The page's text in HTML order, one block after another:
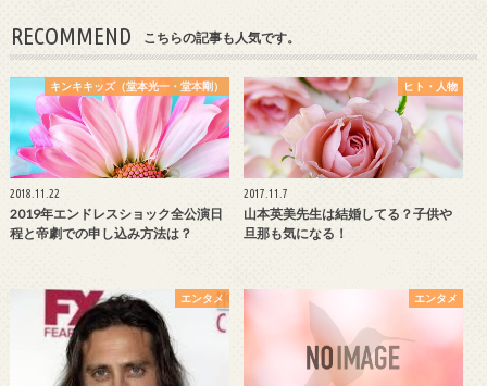
RECOMMEND こちらの記事も人気です。
キンキキッズ（堂本光一・堂本剛）
2018.11.22
2019年エンドレスショック全公演日
程と帝劇での申し込み方法は？
ヒト・人物
2017.11.7
山本英美先生は結婚してる？子供や
旦那も気になる！
エンタメ エンタメ